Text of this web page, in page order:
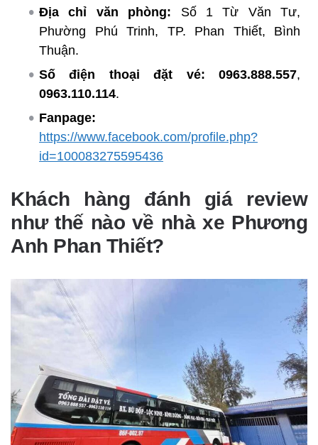
Địa chỉ văn phòng: Số 1 Từ Văn Tư,
Phường Phú Trinh, TP. Phan Thiết, Bình
Thuận.
Số điện thoại đặt vé:
0963.888.557,
0963.110.114.
Fanpage:
https://www.facebook.com/profile.php?
id=100083275595436
Khách hàng đánh giá review
như thế nào về nhà xe Phương
Anh Phan Thiết?